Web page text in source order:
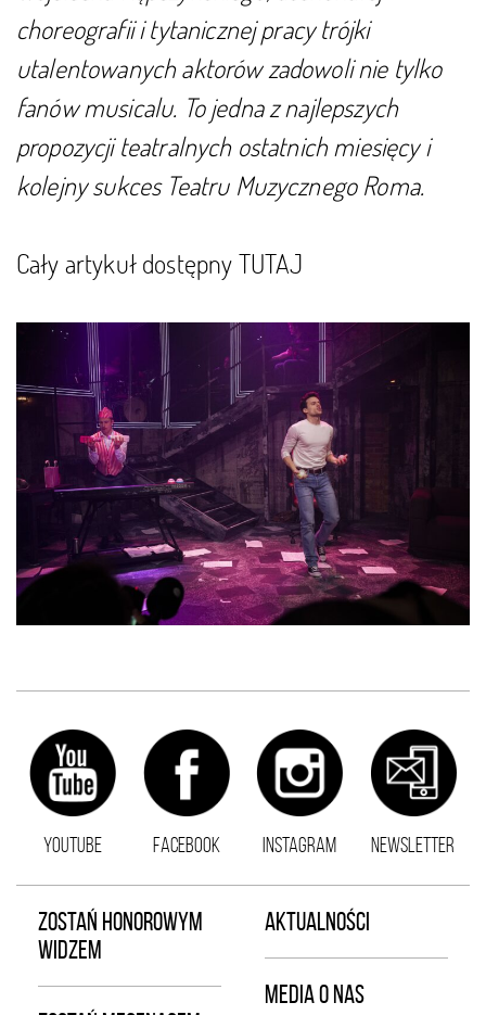
choreografii i tytanicznej pracy trójki
utalentowanych aktorów zadowoli nie tylko
fanów musicalu. To jedna z najlepszych
propozycji teatralnych ostatnich miesięcy i
kolejny sukces Teatru Muzycznego Roma.
Cały artykuł dostępnyTUTAJ
YOUTUBE FACEBOOK INSTAGRAM NEWSLETTER
ZOSTAŃ HONOROWYM
WIDZEM
AKTUALNOŚCI
MEDIA O NAS